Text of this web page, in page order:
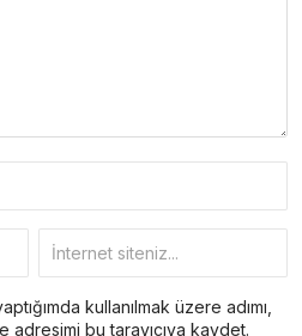
kullanılmak üzere adımı,
bu tarayıcıya kaydet.